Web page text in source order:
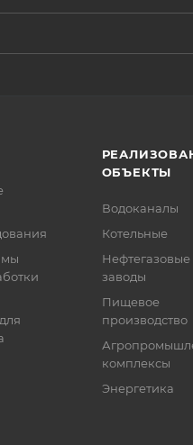
ОБЪЕКТЫ
Водоканалы
Котельные
Нефтегазовые
заводы
Пищевое
производство
комплексы
Энергетика